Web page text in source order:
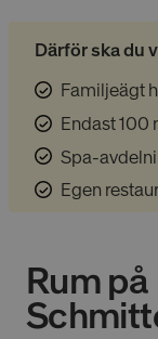
Därför ska du
Familjeägt
Endast 100
Spa-
Egen
Rum på